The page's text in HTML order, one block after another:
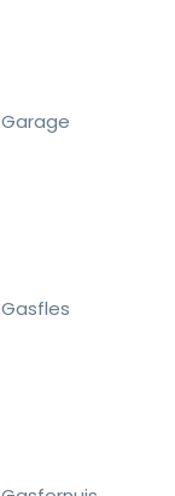
Garage
Gasfles